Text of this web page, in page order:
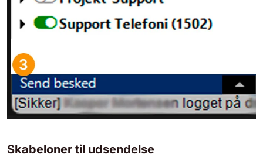
Skabeloner til udsendelse